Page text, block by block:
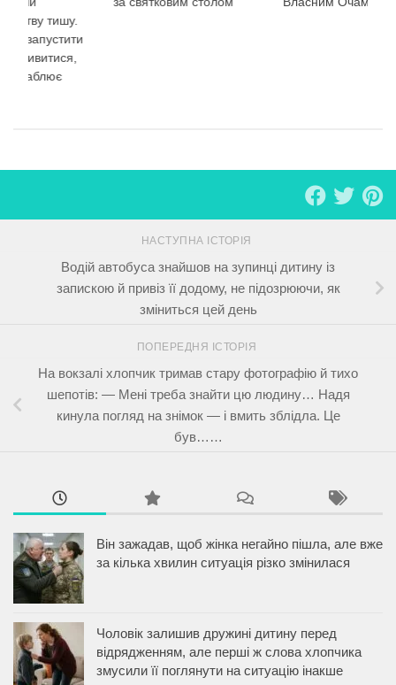
мертву тишу.
запустити
НАСТУПНА ІСТОРІЯ
Водій автобуса знайшов на зупинці дитину із
запискою й привіз її додому, не підозрюючи, як
зміниться цей день
ПОПЕРЕДНЯ ІСТОРІЯ
На вокзалі хлопчик тримав стару фотографію й тихо
шепотів: — Мені треба знайти цю людину… Надя
кинула погляд на знімок — і вмить зблідла. Це
був……
Він зажадав, щоб жінка негайно пішла, але вже
за кілька хвилин ситуація різко змінилася
Чоловік залишив дружині дитину перед
відрядженням, але перші ж слова хлопчика
змусили її поглянути на ситуацію інакше